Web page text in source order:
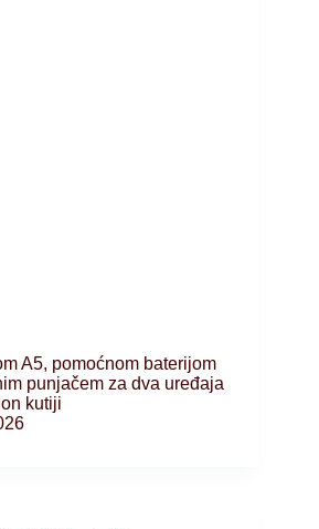
A5, pomoćnom baterijom
punjačem za dva uređaja
kutiji